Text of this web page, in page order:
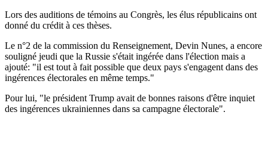
Lors des auditions de témoins au Congrès, les élus républicains ont
donné du crédit à ces thèses.
Le n°2 de la commission du Renseignement, Devin Nunes, a encore
souligné jeudi que la Russie s'était ingérée dans l'élection mais a
ajouté: "il est tout à fait possible que deux pays s'engagent dans des
ingérences électorales en même temps."
Pour lui, "le président Trump avait de bonnes raisons d'être inquiet
des ingérences ukrainiennes dans sa campagne électorale".